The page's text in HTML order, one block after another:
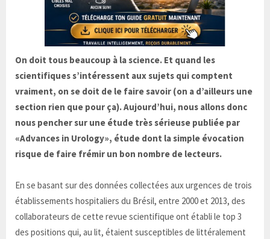
On doit tous beaucoup à la science. Et quand les
scientifiques s’intéressent aux sujets qui comptent
vraiment, on se doit de le faire savoir (on a d’ailleurs une
section rien que pour ça). Aujourd’hui, nous allons donc
nous pencher sur une étude très sérieuse publiée par
«Advances in Urology», étude dont la simple évocation
risque de faire frémir un bon nombre de lecteurs.
En se basant sur des données collectées aux urgences de trois
établissements hospitaliers du Brésil, entre 2000 et 2013, des
collaborateurs de cette revue scientifique ont établi le top 3
des positions qui, au lit, étaient susceptibles de littéralement